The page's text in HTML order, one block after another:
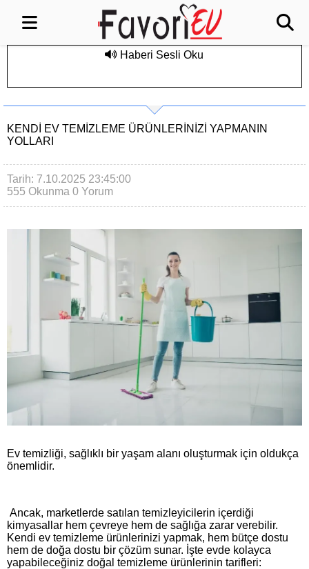
Haberi Sesli Oku
KENDI EV TEMIZLEME ÜRÜNLERINIZI YAPMANIN
YOLLARI
Tarih: 7.10.2025 23:45:00
555 Okunma 0 Yorum
Ev temizliği, sağlıklı bir yaşam alanı oluşturmak için oldukça
önemlidir.
Ancak, marketlerde satılan temizleyicilerin içerdiği
kimyasallar hem çevreye hem de sağlığa zarar verebilir.
Kendi ev temizleme ürünlerinizi yapmak, hem bütçe dostu
hem de doğa dostu bir çözüm sunar. İşte evde kolayca
yapabileceğiniz doğal temizleme ürünlerinin tarifleri: